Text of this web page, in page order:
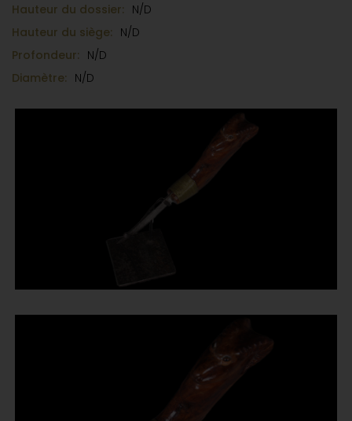
Hauteur du dossier: N/D
Hauteur du siège: N/D
Profondeur: N/D
Diamètre: N/D